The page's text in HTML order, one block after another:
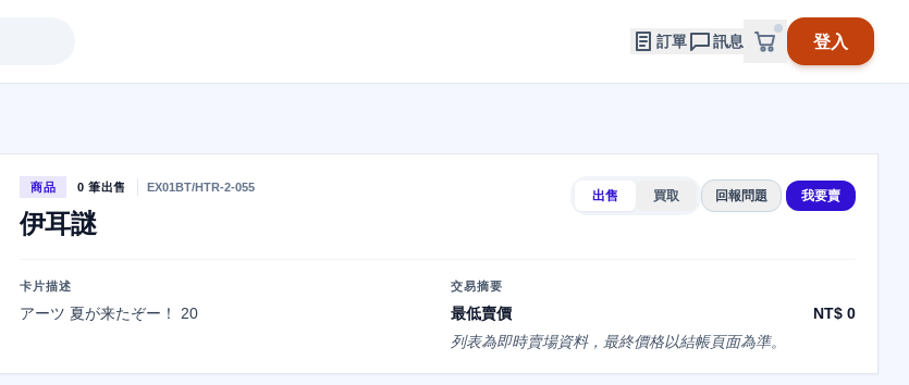
訂單 訊息 登入
商品 0 筆出售 EX01BT/HTR-2-055
伊耳謎
出售 買取 回報問題 我要賣
卡片描述
アーツ 夏が来たぞー！ 20
交易摘要
最低賣價
NT$ 0
列表為即時賣場資料，最終價格以結帳頁面為準。